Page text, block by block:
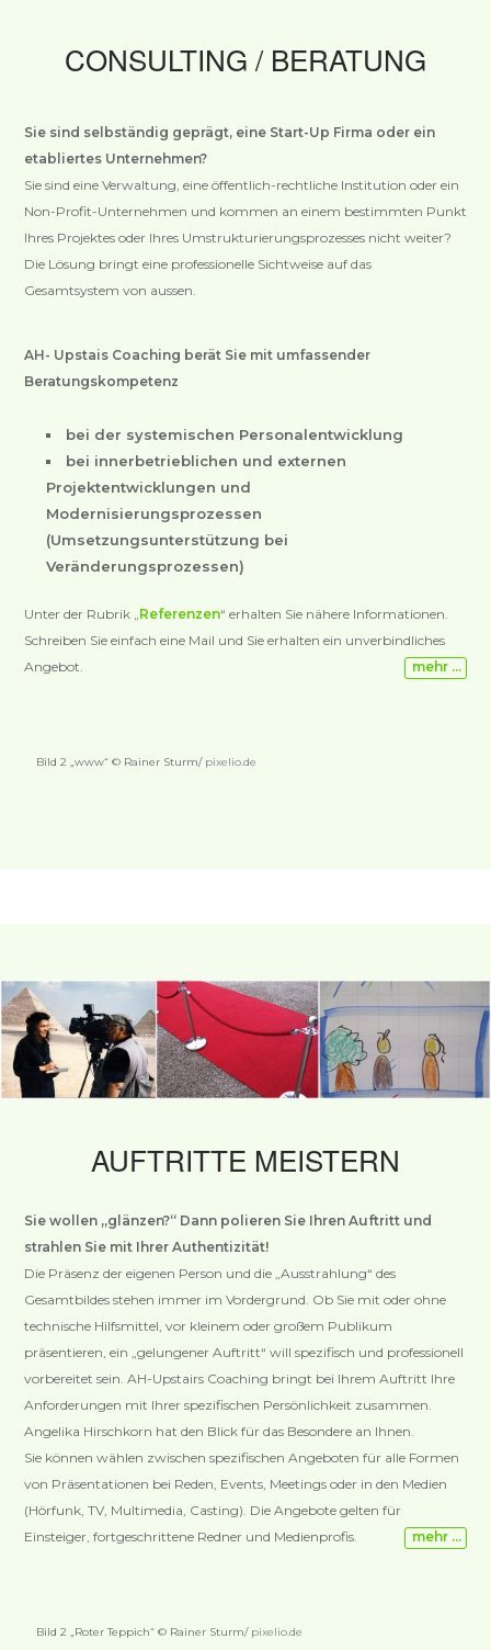
CONSULTING / BERATUNG
Sie sind selbständig geprägt, eine Start-Up Firma oder ein
etabliertes Unternehmen?
Sie sind eine Verwaltung, eine öffentlich-rechtliche Institution oder ein
Non-Profit-Unternehmen und kommen an einem bestimmten Punkt
Ihres Projektes oder Ihres Umstrukturierungsprozesses nicht weiter?
Die Lösung bringt eine professionelle Sichtweise auf das
Gesamtsystem von aussen.
AH- Upstais Coaching berät Sie mit umfassender
Beratungskompetenz
bei der systemischen Personalentwicklung
bei innerbetrieblichen und externen
Projektentwicklungen und
Modernisierungsprozessen
(Umsetzungsunterstützung bei
Veränderungsprozessen)
Unter der Rubrik „Referenzen“ erhalten Sie nähere Informationen.
Schreiben Sie einfach eine Mail und Sie erhalten ein unverbindliches
Angebot.
mehr …
Bild 2 „www“ © Rainer Sturm/ pixelio.de
AUFTRITTE MEISTERN
Sie wollen „glänzen?“ Dann polieren Sie Ihren Auftritt und
strahlen Sie mit Ihrer Authentizität!
Die Präsenz der eigenen Person und die „Ausstrahlung“ des
Gesamtbildes stehen immer im Vordergrund. Ob Sie mit oder ohne
technische Hilfsmittel, vor kleinem oder großem Publikum
präsentieren, ein „gelungener Auftritt“ will spezifisch und professionell
vorbereitet sein. AH-Upstairs Coaching bringt bei Ihrem Auftritt Ihre
Anforderungen mit Ihrer spezifischen Persönlichkeit zusammen.
Angelika Hirschkorn hat den Blick für das Besondere an Ihnen.
Sie können wählen zwischen spezifischen Angeboten für alle Formen
von Präsentationen bei Reden, Events, Meetings oder in den Medien
(Hörfunk, TV, Multimedia, Casting). Die Angebote gelten für
Einsteiger, fortgeschrittene Redner und Medienprofis.
mehr …
Bild 2 „Roter Teppich“ © Rainer Sturm/ pixelio.de